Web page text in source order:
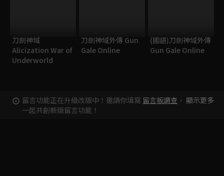
刀劍神域
Alicization War of
Underworld
刀劍神域外傳 Gun
Gale Online
(國語)刀劍神域外傳
Gun Gale Online
留言功能正在升級改版中！邀請你填寫 留言板調查 ，
一起共創新版留言功能！
顯示更多